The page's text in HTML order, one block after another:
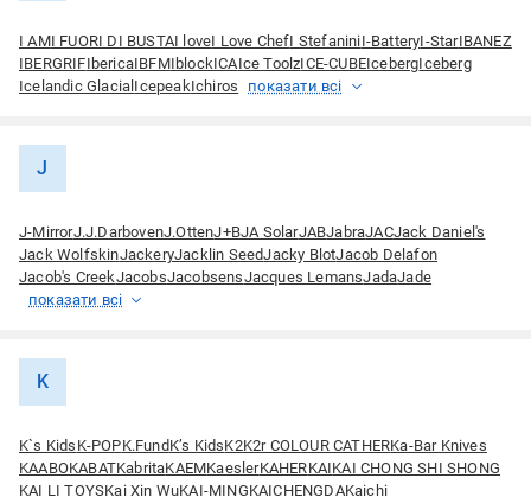
I AMI FUORI DI BUSTAI loveI Love ChefI StefaniniI-BatteryI-StarIBANEZ
IBERGRIFIbericaIBFMIblockICAIce ToolzICE-CUBEIcebergIceberg
Icelandic Glacial IcepeakIchiros показати всі
J
J-MirrorJ.J.DarbovenJ.ОttenJ+BJA SolarJABJabraJACJack Daniel's
Jack WolfskinJackeryJacklin SeedJacky BlotJacob Delafon
Jacob's CreekJacobsJacobsensJacques LemansJadaJade
показати всі
K
K`s Kids K-POPK.FundK’s KidsK2K2r COLOUR CATHERKa-Bar Knives
KAABOKABATKabritaKAEMKaeslerKAHERKAIKAI CHONG SHI SHONG
KAI LI TOYSKai Xin WuKAI-MINGKAICHENGDAKaichi